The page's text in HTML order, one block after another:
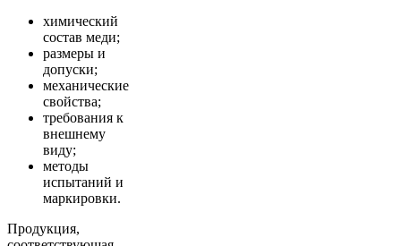
химический
состав меди;
размеры и
допуски;
механические
свойства;
требования к
внешнему
виду;
методы
испытаний и
маркировки.
Продукция,